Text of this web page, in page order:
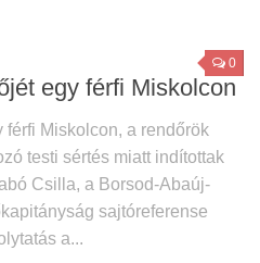
0
egy férfi Miskolcon
férfi Miskolcon, a rendőrök
testi sértés miatt indítottak
Csilla, a Borsod-Abaúj-
sajtóreferense
a...